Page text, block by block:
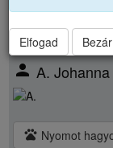
person A.
pets Nyomot
Elfogad Bezár